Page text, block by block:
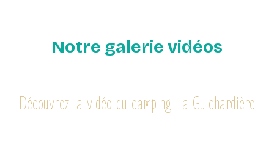
Notre galerie vidéos
Découvrez la vidéo du camping La Guichardière